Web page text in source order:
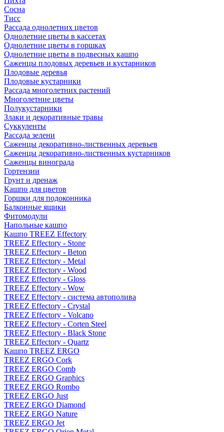
Сосна
Тисc
Рассада однолетних цветов
Однолетние цветы в кассетах
Однолетние цветы в горшках
Однолетние цветы в подвесных кашпо
Саженцы плодовых деревьев и кустарников
Плодовые деревья
Плодовые кустарники
Рассада многолетних растений
Многолетние цветы
Полукустарники
Злаки и декоративные травы
Суккуленты
Рассада зелени
Саженцы декоративно-лиственных деревьев
Саженцы декоративно-лиственных кустарников
Саженцы винограда
Гортензии
Грунт и дренаж
Кашпо для цветов
Горшки для подоконника
Балконные ящики
Фитомодули
Напольные кашпо
Кашпо TREEZ Effectory
TREEZ Effectory - Stone
TREEZ Effectory - Beton
TREEZ Effectory - Metal
TREEZ Effectory - Wood
TREEZ Effectory - Gloss
TREEZ Effectory - Wow
TREEZ Effectory - система автополива
TREEZ Effectory - Crystal
TREEZ Effectory - Volcano
TREEZ Effectory - Corten Steel
TREEZ Effectory - Black Stone
TREEZ Effectory - Quartz
Кашпо TREEZ ERGO
TREEZ ERGO Cork
TREEZ ERGO Comb
TREEZ ERGO Graphics
TREEZ ERGO Rombo
TREEZ ERGO Just
TREEZ ERGO Diamond
TREEZ ERGO Nature
TREEZ ERGO Jet